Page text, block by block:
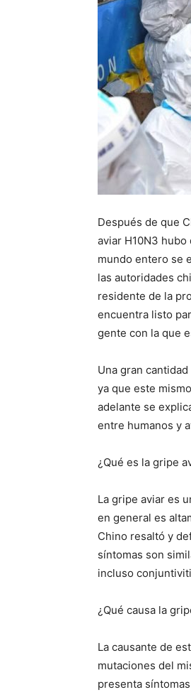
Después de que
aviar H10N3
mundo entero se
las autoridades
residente de la
encuentra listo
gente con la que
Una gran
ya que este
adelante se
entre humanos y
¿Qué es la gripe
La gripe aviar es
en general es
Chino resaltó y
síntomas son
incluso
¿Qué causa la
La causante de
mutaciones del
presenta